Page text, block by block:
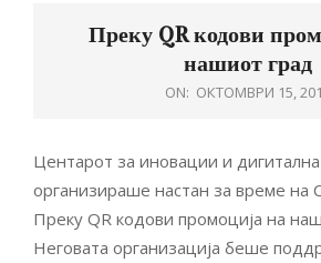
Преку QR кодови
нашиот град
ON: ОКТОМВРИ 15,
Центарот за иновации и
организираше настан за време на
Преку QR кодови промоција на
Неговата организација беше